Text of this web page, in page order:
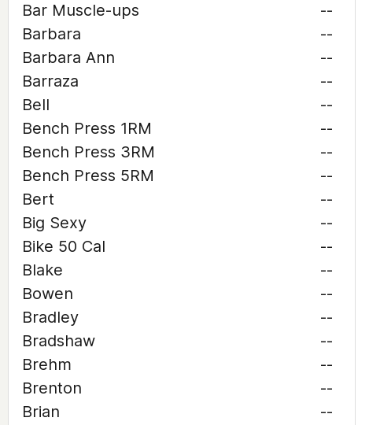
Bar Muscle-ups
--
Barbara
--
Barbara Ann
--
Barraza
--
Bell
--
Bench Press 1RM
--
Bench Press 3RM
--
Bench Press 5RM
--
Bert
--
Big Sexy
--
Bike 50 Cal
--
Blake
--
Bowen
--
Bradley
--
Bradshaw
--
Brehm
--
Brenton
--
Brian
--